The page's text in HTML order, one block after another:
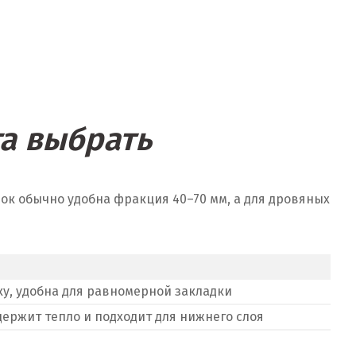
выбрать
обычно удобна фракция 40–70 мм, а для дровяных
удобна для равномерной закладки
тепло и подходит для нижнего слоя